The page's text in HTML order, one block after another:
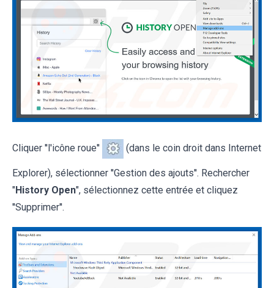
Cliquer ''l'icône roue'' (dans le coin droit dans Internet
Explorer), sélectionner ''Gestion des ajouts''. Rechercher
"History Open", sélectionnez cette entrée et cliquez
''Supprimer''.